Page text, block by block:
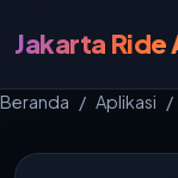
Jakarta Ride
Beranda Aplikasi